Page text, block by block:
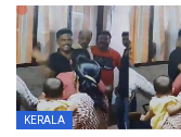
വാളയാറിൽ
KERALA